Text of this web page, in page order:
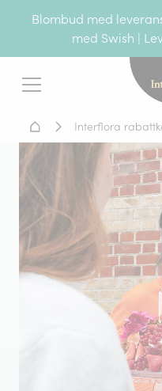
Blombud med
med Swish |
Meny
Hem -